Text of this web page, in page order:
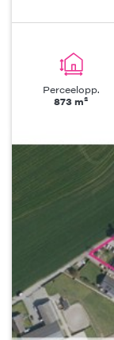
Perceelopp.
873 m²